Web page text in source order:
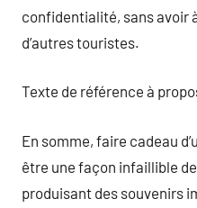
confidentialité, sans avoir
d’autres touristes.
Texte de référence à
En somme, faire cadeau
être une façon infaillible
produisant des souvenirs